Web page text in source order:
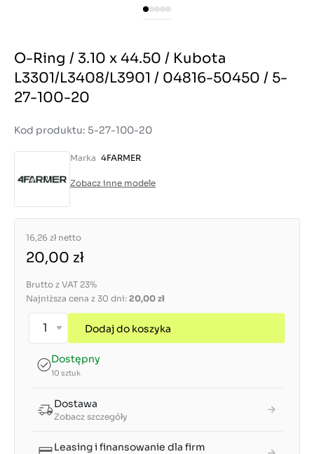
O-Ring / 3.10 x 44.50 / Kubota
L3301/L3408/L3901 / 04816-50450 / 5-
27-100-20
Kod produktu: 5-27-100-20
Marka 4FARMER
Zobacz inne modele
16,26 zł netto
20,00 zł
Brutto z VAT 23%
Najniższa cena z 30 dni: 20,00 zł
Dodaj do koszyka
Dostępny
10 sztuk
Dostawa
Zobacz szczegóły
Leasing i finansowanie dla firm